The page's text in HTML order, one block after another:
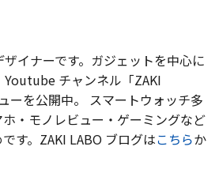
イナーです。ガジェットを中心に
Youtube チャンネル「ZAKI
ーを公開中。 スマートウォッチ多
・モノレビュー・ゲーミングなど
す。ZAKI LABO ブログはこちらか